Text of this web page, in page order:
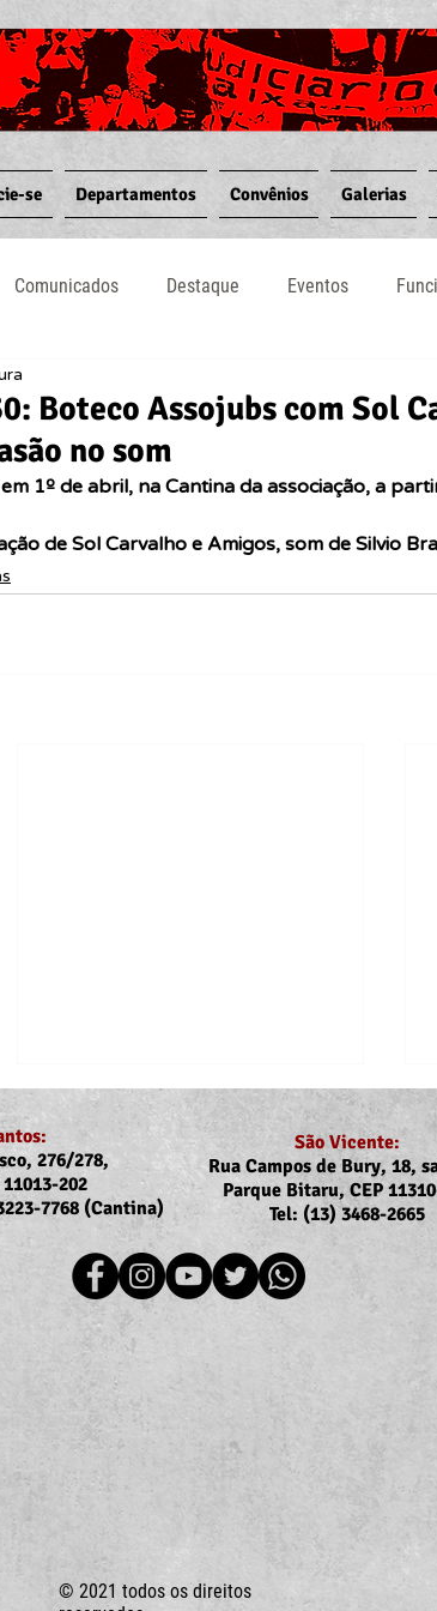
se Departamentos Convênios Galerias
Comunicados Destaque Eventos
Boteco Assojubs com Sol
no som
1º de abril, na Cantina da associação, a
de Sol Carvalho e Amigos, som de Silvio
Recomposição do auxílio-
saúde: Implementação dos
novos valores entra na folha
de julho (pagamento em
agosto)
276/278,
202
7768 (Cantina)
São Vicente:
Rua Campos de Bury, 18,
Parque Bitaru, CEP
Tel: (13) 3468-2665
© 2021 todos os direitos